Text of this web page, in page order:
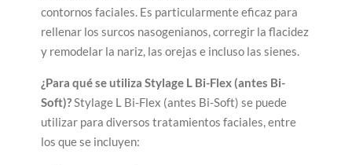
contornos faciales. Es particularmente eficaz para
rellenar los surcos nasogenianos, corregir la flacidez
y remodelar la nariz, las orejas e incluso las sienes.
¿Para qué se utiliza Stylage L Bi-Flex (antes Bi-
Soft)?Stylage L Bi-Flex (antes Bi-Soft) se puede
utilizar para diversos tratamientos faciales, entre
los que se incluyen: